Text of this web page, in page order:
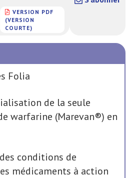
VERSION PDF
(VERSION
COURTE)
Folia
de la seule
warfarine (Marevan®) en
conditions de
médicaments à action